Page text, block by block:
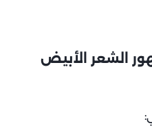
الشعر الأبيض